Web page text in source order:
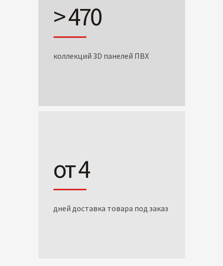
> 470
коллекций 3D панелей ПВХ
от 4
дней доставка товара под заказ